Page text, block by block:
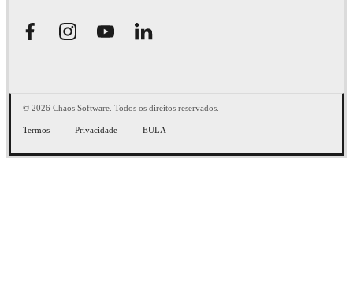
© 2026 Chaos Software. Todos os direitos reservados.
Termos Privacidade EULA